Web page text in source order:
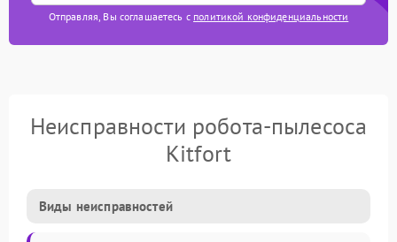
Отправляя, Вы соглашаетесь с политикой конфиденциальности
Неисправности робота-пылесоса
Kitfort
Виды неисправностей